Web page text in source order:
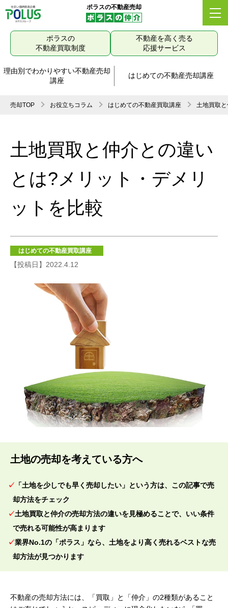
ポラスの不動産売却
ポラスの
不動産買取制度
不動産を高く売る
応援サービス
理由別でわかりやすい不動産売却
講座
はじめての不動産売却講座
売却TOP お役立ちコラム はじめての不動産買取講座 土地買取
土地買取と仲介との違い
とは?メリット・デメリ
ットを比較
はじめての不動産買取講座
【投稿日】2022.4.12
土地の売却を考えている方へ
「土地を少しでも早く売却したい」という方は、この記事で売
却方法をチェック
土地買取と仲介の売却方法の違いを見極めることで、いい条件
で売れる可能性が高まります
業界No.1の「ポラス」なら、土地をより高く売れるベストな売
却方法が見つかります
不動産の売却方法には、「買取」と「仲介」の2種類があること